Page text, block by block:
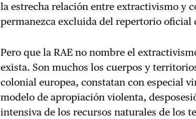
la estrecha relación entre extractivismo y
permanezca excluida del repertorio oficial
Pero que la RAE no nombre el
exista. Son muchos los cuerpos y
colonial europea, constatan con especial
modelo de apropiación violenta,
intensiva de los recursos naturales de los